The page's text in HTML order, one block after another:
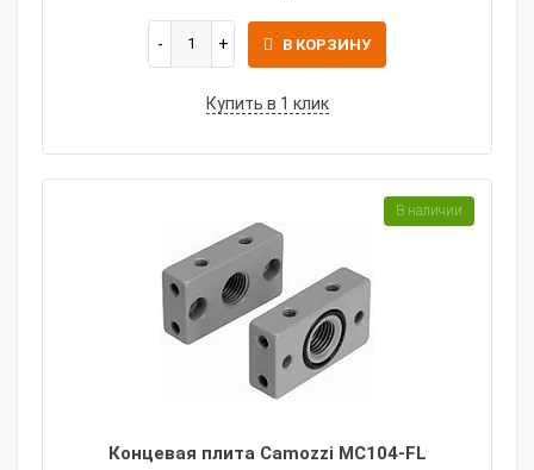
В КОРЗИНУ
Купить в 1 клик
Концевая плита Camozzi MC104-FL
В наличии